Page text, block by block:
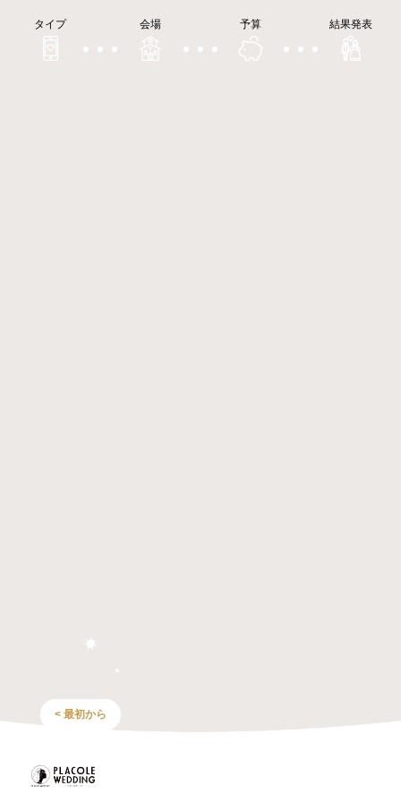
タイプ 会場 予算 結果発表
< 最初から